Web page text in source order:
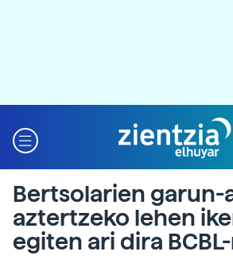
Bertsolarien garun-
aztertzeko lehen
egiten ari dira